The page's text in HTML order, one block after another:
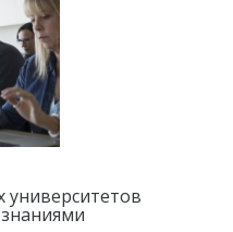
университетов